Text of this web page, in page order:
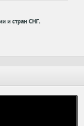
и стран СНГ.